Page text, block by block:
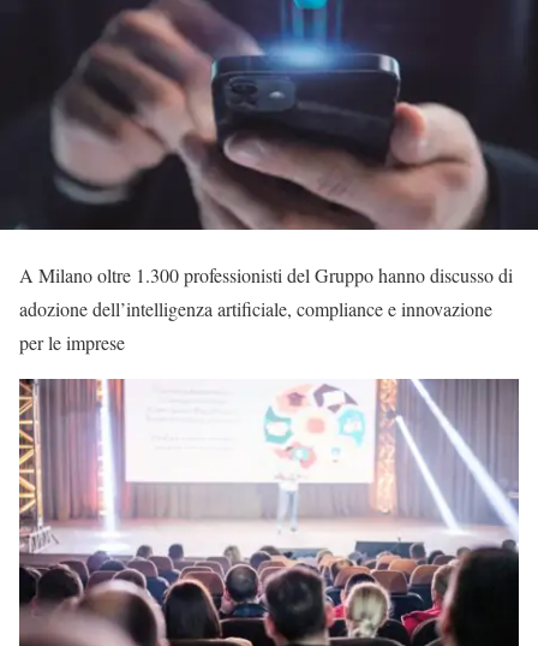
A Milano oltre 1.300 professionisti del Gruppo hanno discusso di
adozione dell’intelligenza artificiale, compliance e innovazione
per le imprese